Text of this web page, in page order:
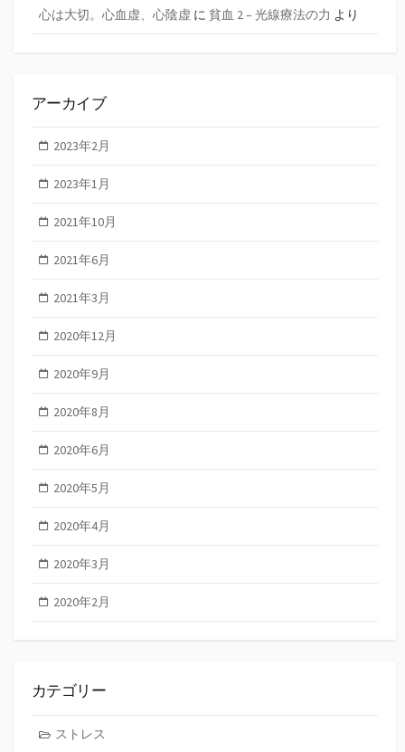
心は大切。心血虚、心陰虚 に 貧血 2 – 光線療法の力 より
アーカイブ
2023年2月
2023年1月
2021年10月
2021年6月
2021年3月
2020年12月
2020年9月
2020年8月
2020年6月
2020年5月
2020年4月
2020年3月
2020年2月
カテゴリー
ストレス